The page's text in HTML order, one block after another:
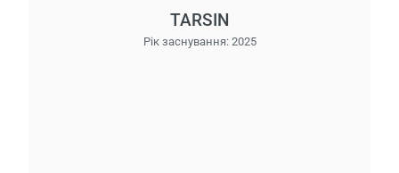
TARSIN
Рік заснування: 2025